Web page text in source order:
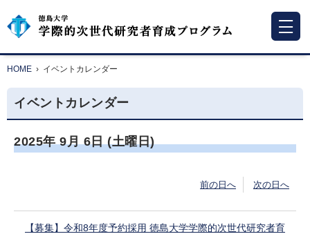
HOME › イベントカレンダー
イベントカレンダー
2025年 9月 6日 (土曜日)
前の日へ 次の日へ
【募集】令和8年度予約採用 徳島大学学際的次世代研究者育